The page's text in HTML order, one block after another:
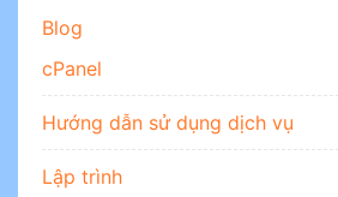
Blog
cPanel
Hướng dẫn sử dụng dịch vụ
Lập trình